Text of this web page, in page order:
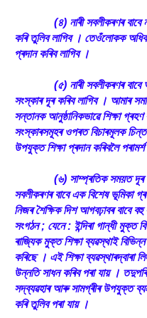
(৪) নাৰী সবলীকৰণৰ বাবে
কৰি তুলিব লাগিব । তেওঁলোকক
প্ৰদান কৰিব লাগিব ।
(৫) নাৰী সবলীকৰণৰ বাবে
সংস্কাৰ দূৰ কৰিব লাগিব । আমাৰ
সন্তানক আনুষ্ঠানিকভাৱে শিক্ষা
সংস্কাৰসমূহৰ ওপৰত বিচাৰমূলক
উপযুক্ত শিক্ষা প্ৰদান কৰিবলৈ
(৬) সাম্প্ৰতিক সময়ত দূৰ আৰু
সবলীকৰণৰ বাবে এক বিশেষ ভূমিকা
নিজৰ শৈক্ষিক দিশ আগবঢ়াবৰ বাবে
সংগঠন ; যেনে : ইন্দিৰা গান্ধী মুক্ত
ৰাজ্যিক মুক্ত শিক্ষা ব্যৱস্থাই
কৰিছে । এই শিক্ষা ব্যৱস্থাৰদ্বাৰা
উন্নতি সাধন কৰিব পৰা যায় ।
সদ্‌ব্যৱহাৰ আৰু সামগ্ৰীৰ উপযুক্ত
কৰি তুলিব পৰা যায় ।